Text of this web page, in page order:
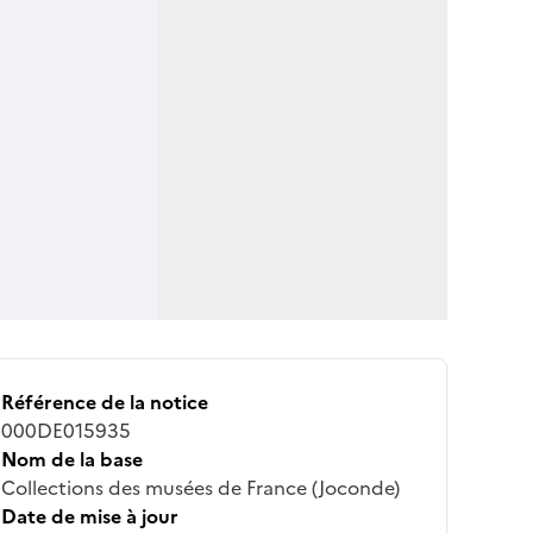
Référence de la notice
000DE015935
Nom de la base
Collections des musées de France (Joconde)
Date de mise à jour